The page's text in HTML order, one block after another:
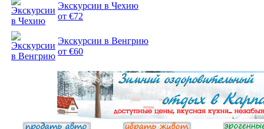
Экскурсии в Чехию
от €72
Экскурсии в Венгрию
от €60